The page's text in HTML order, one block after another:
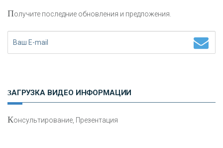
Получите последние обновления и предложения.
ЗАГРУЗКА ВИДЕО ИНФОРМАЦИИ
Консультирование, Презентация